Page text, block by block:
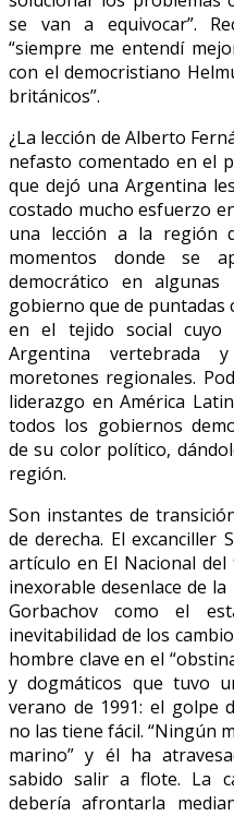
se van a equivocar”.
“siempre me entendí
con el democristiano
británicos”.
¿La lección de Alberto
nefasto comentado en el
que dejó una Argentina
costado mucho esfuerzo
una lección a la región
momentos donde se
democrático en algunas
gobierno que de puntadas
en el tejido social cuyo
Argentina vertebrada
moretones regionales.
liderazgo en América
todos los gobiernos
de su color político,
región.
Son instantes de
de derecha. El excanciller
artículo en El Nacional del
inexorable desenlace de
Gorbachov como el
inevitabilidad de los
hombre clave en el
y dogmáticos que tuvo
verano de 1991: el golpe
no las tiene fácil. “Ningún
marino” y él ha
sabido salir a flote. La
debería afrontarla